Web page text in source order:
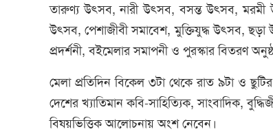
তারুণ্য উৎসব, নারী উৎসব, বসন্ত উৎসব,
উৎসব, পেশাজীবী সমাবেশ, মুক্তিযুদ্ধ উৎসব, ছড়া
প্রদর্শনী, বইমেলার সমাপনী ও পুরস্কার বিতরণ
মেলা প্রতিদিন বিকেল ৩টা থেকে রাত ৯টা ও
দেশের খ্যাতিমান কবি-সাহিত্যিক, সাংবাদিক,
বিষয়ভিত্তিক আলোচনায় অংশ নেবেন।